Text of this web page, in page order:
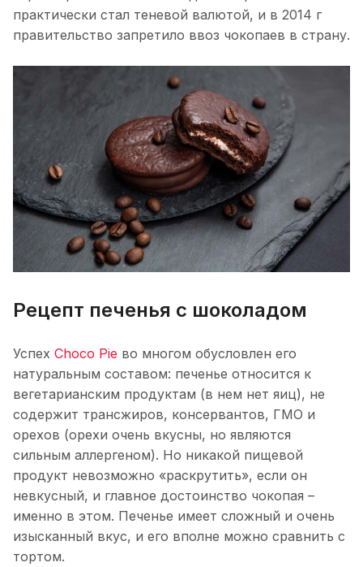
практически стал теневой валютой, и в 2014 г
правительство запретило ввоз чокопаев в страну.
Рецепт печенья с шоколадом
Успех Choco Pie во многом обусловлен его
натуральным составом: печенье относится к
вегетарианским продуктам (в нем нет яиц), не
содержит трансжиров, консервантов, ГМО и
орехов (орехи очень вкусны, но являются
сильным аллергеном). Но никакой пищевой
продукт невозможно «раскрутить», если он
невкусный, и главное достоинство чокопая –
именно в этом. Печенье имеет сложный и очень
изысканный вкус, и его вполне можно сравнить с
тортом.